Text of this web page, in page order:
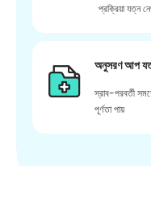
প্রক্রিয়া যত্ন
অনুসরণ আপ
স্রাব-পরবর্তী
পূর্ণতা পায়